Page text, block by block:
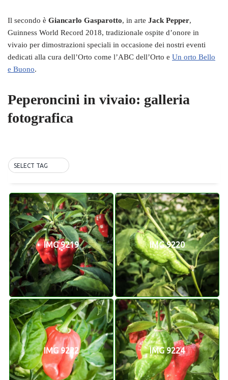
Il secondo è Giancarlo Gasparotto, in arte Jack Pepper,
Guinness World Record 2018, tradizionale ospite d’onore in
vivaio per dimostrazioni speciali in occasione dei nostri eventi
dedicati alla cura dell’Orto come l’ABC dell’Orto e Un orto Bello
e Buono.
Peperoncini in vivaio: galleria
fotografica
SELECT TAG
IMG 9219 IMG 9220
IMG 9222 IMG 9224